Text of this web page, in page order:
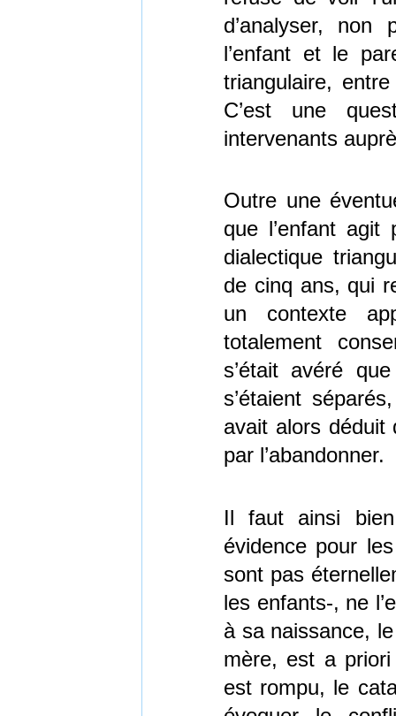
d’analyser, non
l’enfant et le
triangulaire,
C’est une
intervenants
Outre une
que l’enfant agit
dialectique
de cinq ans, qui
un contexte
totalement
s’était avéré
s’étaient
avait alors déduit
par l’abandonner.
Il faut ainsi
évidence pour
sont pas
les enfants-, ne
à sa naissance,
mère, est a
est rompu, le